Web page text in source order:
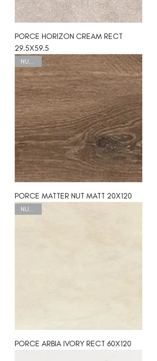
PORCE HORIZON CREAM RECT
29.5X59.5
NUEVO
PORCE MATTER NUT MATT 20X120
NUEVO
PORCE ARBIA IVORY RECT 60X120